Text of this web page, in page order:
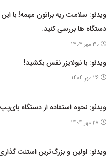
ویدئو: سلامت ریه براتون مهمه! با این
دستگاه ها بررسی کنید.
30 مهر 1404
ویدئو: با نبولایزر نفس بکشید!
26 مهر 1404
ویدئو: نحوه استفاده از دستگاه بای‌پپ
28 مهر 1404
ویدئو: اولین و بزرگ‌ترین استنت